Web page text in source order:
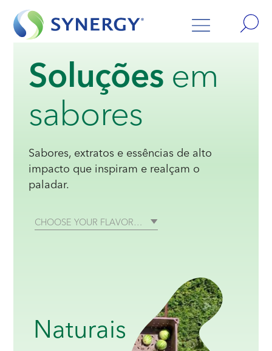
Soluçõesem
sabores
Sabores, extratos e essências de alto
impacto que inspiram e realçam o
paladar.
CHOOSE YOUR FLAVOR…
Naturais